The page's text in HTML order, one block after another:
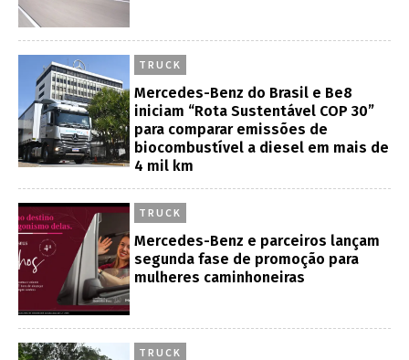
TRUCK
Mercedes-Benz do Brasil e Be8
iniciam “Rota Sustentável COP 30”
para comparar emissões de
biocombustível a diesel em mais de
4 mil km
TRUCK
Mercedes-Benz e parceiros lançam
segunda fase de promoção para
mulheres caminhoneiras
TRUCK